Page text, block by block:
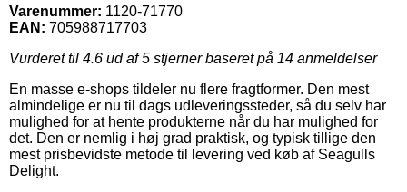
Varenummer: 1120-71770
EAN: 705988717703
Vurderet til 4.6 ud af 5 stjerner baseret på 14 anmeldelser
En masse e-shops tildeler nu flere fragtformer. Den mest
almindelige er nu til dags udleveringssteder, så du selv har
mulighed for at hente produkterne når du har mulighed for
det. Den er nemlig i høj grad praktisk, og typisk tillige den
mest prisbevidste metode til levering ved køb af Seagulls
Delight.